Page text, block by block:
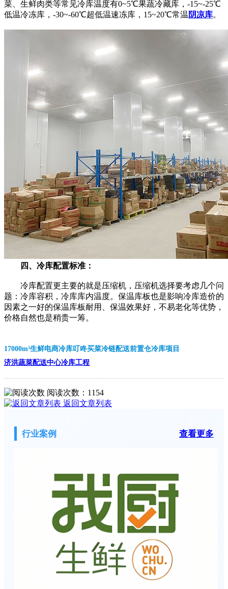
菜、生鲜肉类等常见冷库温度有0~5℃果蔬冷藏库，-15~-25℃
低温冷冻库，-30~-60℃超低温速冻库，15~20℃常温 阴凉库。
四、冷库配置标准：
冷库配置更主要的就是压缩机，压缩机选择要考虑几个问
题：冷库容积，冷库库内温度。保温库板也是影响冷库造价的
因素之一好的保温库板耐用、保温效果好，不易老化等优势，
价格自然也是稍贵一筹。
17000m³生鲜电商冷库叮咚买菜冷链配送前置仓冷库项目
济洪蔬菜配送中心冷库工程
阅读次数： 1154
返回文章列表
行业案例 查看更多